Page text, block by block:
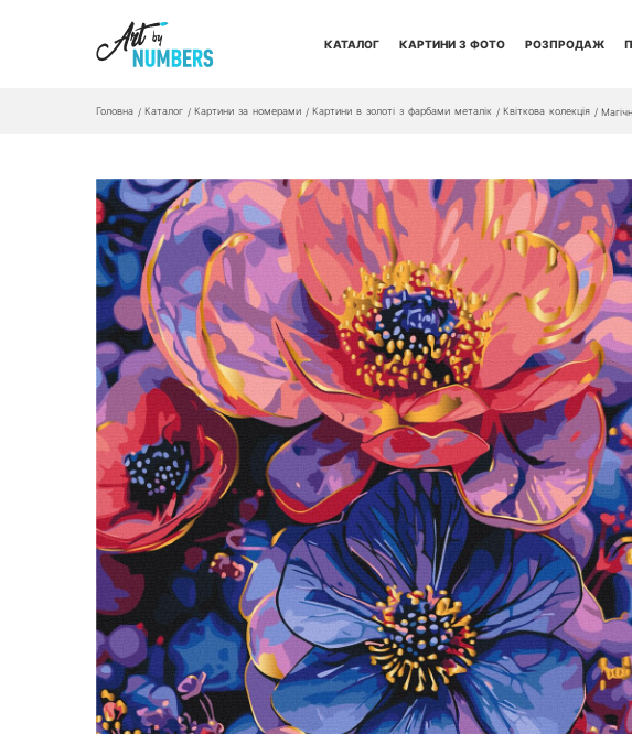
КАТАЛОГ КАРТИНИ З ФОТО РОЗПРОДАЖ
Головна / Каталог / Картини за номерами / Картини в золоті з фарбами металік / Квіткова колекція /